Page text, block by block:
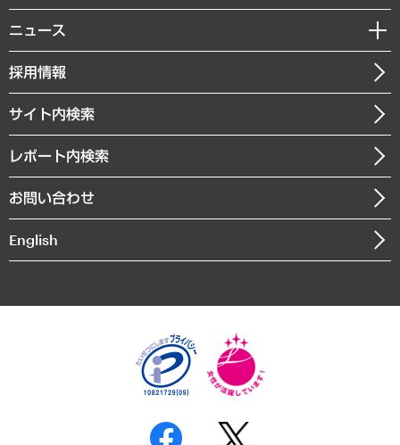
共生・ダイバーシティ
GRC（ガバナンス・リスク・コンプライアンス）・防災（政策）
経済・産業・雇用・労働
まちづくり・観光・交通・スポーツ・スマートシティ
自然資源・農林水産業・食料システム
経営用語集
受託・受注実績（官公庁関連）
メディア掲載・出演
MUFGビジネスセミナー
受託案件情報
私たちの想い
社長メッセージ
会社概要
沿革
組織図・本部部室紹介
インドネシア現地法人
個人情報保護方針
反社会的勢力に対する基本方針
ニュース
ニュースリリース
お知らせ
採用情報
サイト内検索
レポート内検索
お問い合わせ
English